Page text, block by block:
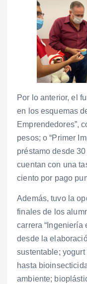
Por lo anterior, el
en los esquemas
Emprendedores”,
pesos; o “Primer
préstamo desde
cuentan con una
ciento por pago
Además, tuvo la
finales de los
carrera “Ingeniería
desde la
sustentable;
hasta
ambiente;